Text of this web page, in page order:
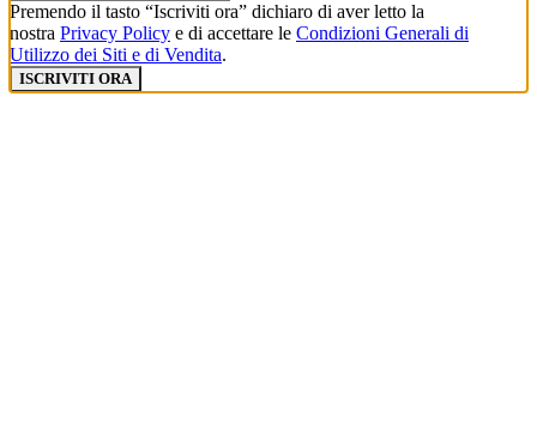
Premendo il tasto “Iscriviti ora” dichiaro di aver letto la
nostra Privacy Policy e di accettare le Condizioni Generali di
Utilizzo dei Siti e di Vendita.
ISCRIVITI ORA